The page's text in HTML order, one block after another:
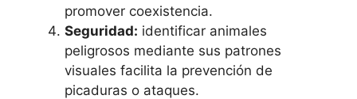
promover coexistencia.
Seguridad: identificar animales
peligrosos mediante sus patrones
visuales facilita la prevención de
picaduras o ataques.